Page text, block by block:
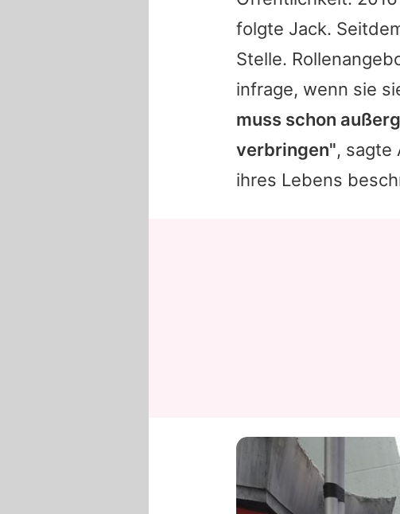
folgte Jack.
Stelle.
infrage, wenn sie
muss schon
verbringen", sagte
ihres Lebens